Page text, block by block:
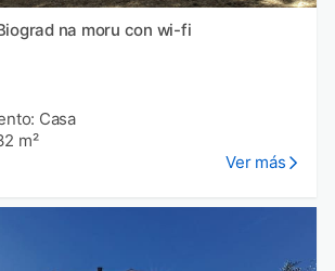
na moru con wi-fi
Casa
m²
Ver más